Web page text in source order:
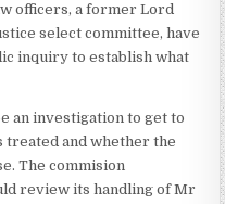
officers, a former Lord
select committee, have
inquiry to establish what
an investigation to get to
treated and whether the
The commision
review its handling of Mr